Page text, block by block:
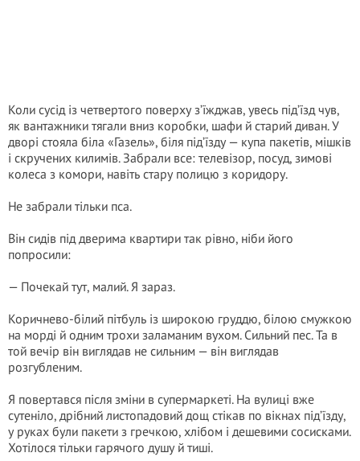
Коли сусід із четвертого поверху з’їжджав, увесь під’їзд чув,
як вантажники тягали вниз коробки, шафи й старий диван. У
дворі стояла біла «Газель», біля під’їзду — купа пакетів, мішків
і скручених килимів. Забрали все: телевізор, посуд, зимові
колеса з комори, навіть стару полицю з коридору.
Не забрали тільки пса.
Він сидів під дверима квартири так рівно, ніби його
попросили:
— Почекай тут, малий. Я зараз.
Коричнево-білий пітбуль із широкою груддю, білою смужкою
на морді й одним трохи заламаним вухом. Сильний пес. Та в
той вечір він виглядав не сильним — він виглядав
розгубленим.
Я повертався після зміни в супермаркеті. На вулиці вже
сутеніло, дрібний листопадовий дощ стікав по вікнах під’їзду,
у руках були пакети з гречкою, хлібом і дешевими сосисками.
Хотілося тільки гарячого душу й тиші.